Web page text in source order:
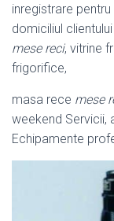
inregistrare pentru
domiciliul
mese reci, vitrine
frigorifice,
masa rece mese
weekend Servicii,
Echipamente